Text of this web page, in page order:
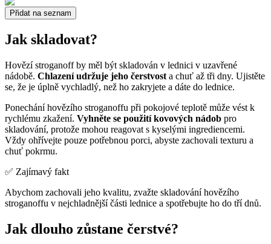
Přidat na seznam
Jak skladovat?
Hovězí stroganoff by měl být skladován v lednici v uzavřené
nádobě. Chlazení udržuje jeho čerstvost a chuť až tři dny. Ujistěte
se, že je úplně vychladlý, než ho zakryjete a dáte do lednice.
Ponechání hovězího stroganoffu při pokojové teplotě může vést k
rychlému zkažení. Vyhněte se použití kovových nádob pro
skladování, protože mohou reagovat s kyselými ingrediencemi.
Vždy ohřívejte pouze potřebnou porci, abyste zachovali texturu a
chuť pokrmu.
✅ Zajímavý fakt
Abychom zachovali jeho kvalitu, zvažte skladování hovězího
stroganoffu v nejchladnější části lednice a spotřebujte ho do tří dnů.
Jak dlouho zůstane čerstvé?